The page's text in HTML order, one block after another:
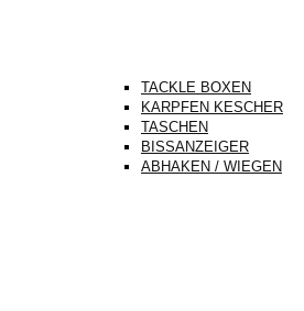
TACKLE BOXEN
KARPFEN KESCHER
TASCHEN
BISSANZEIGER
ABHAKEN / WIEGEN